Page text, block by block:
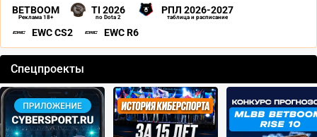
BETBOOM
Реклама 18+
TI 2026
по Dota 2
РПЛ 2026-2027
таблица и расписание
EWC CS2 EWC R6
Спецпроекты